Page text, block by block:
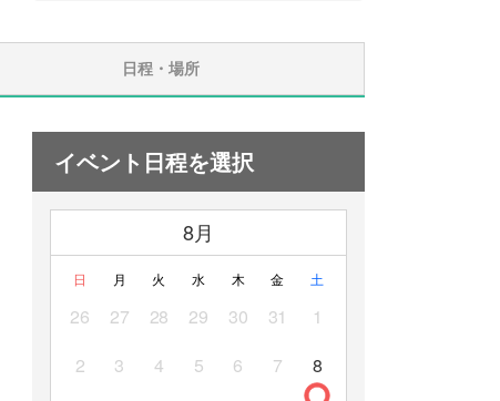
日程・場所
イベント日程を選択
8月
日 月 火 水 木 金 土
26 27 28 29 30 31
1
2
3 4 5 6 7 8